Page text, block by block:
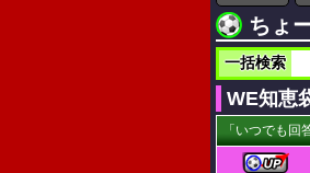
ちょ
一括検索
WE知恵
「いつでも